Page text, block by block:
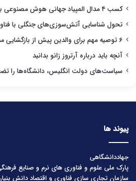
کسب ۴ مدال المپیاد جهانی هوش مصنوعی برای ایران
تحول شناسایی آتش‌سوزی‌های جنگلی با
۶ توصیه مهم برای والدین پیش از بازگشایی مدارس
آنچه باید درباره آرتروز زانو بدانید
سیاست‌های دولت انگلیس، دانشگاه‌ها را
پیوند ها
جهاددانشگاهی
پارک ملی علوم و فناوری های نرم و صنایع
سازمان تجاری سازی فناوری و اقتصاد دانش